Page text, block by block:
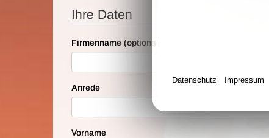
Ihre Daten
Firmenname (optional)
Anrede
Vorname
Datenschutz Impressum